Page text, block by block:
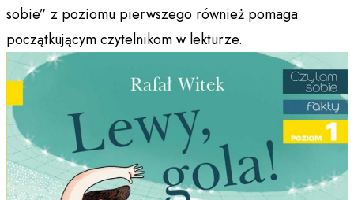
sobie” z poziomu pierwszego również pomaga
początkującym czytelnikom w lekturze.